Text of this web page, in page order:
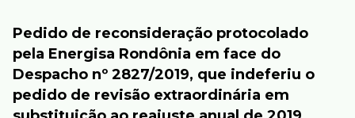
Pedido de reconsideração protocolado
pela Energisa Rondônia em face do
Despacho nº 2827/2019, que indeferiu o
pedido de revisão extraordinária em